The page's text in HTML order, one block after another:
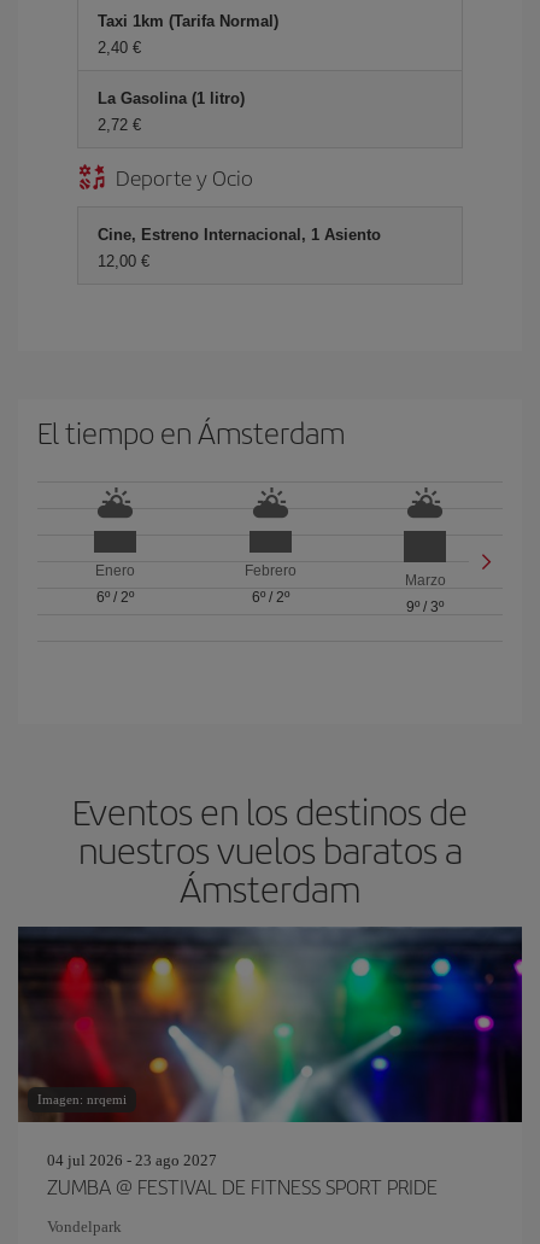
Taxi 1km (Tarifa Normal)
2,40 €
La Gasolina (1 litro)
2,72 €
Deporte y Ocio
Cine, Estreno Internacional, 1 Asiento
12,00 €
El tiempo en Ámsterdam
Enero
6º/ 2º
Febrero
6º/ 2º
Marzo
9º /3º
Eventos en los destinos de
nuestros vuelos baratos a
Ámsterdam
Imagen: nrqemi
04 jul 2026 - 23 ago 2027
ZUMBA @ FESTIVAL DE FITNESS SPORT PRIDE
Vondelpark